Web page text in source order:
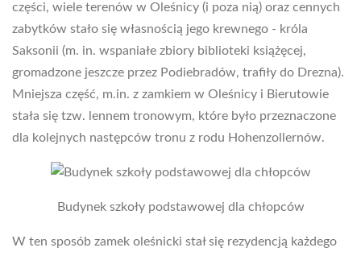
części, wiele terenów w Oleśnicy (i poza nią) oraz cennych
zabytków stało się własnością jego krewnego - króla
Saksonii (m. in. wspaniałe zbiory biblioteki książęcej,
gromadzone jeszcze przez Podiebradów, trafiły do Drezna).
Mniejsza część, m.in. z zamkiem w Oleśnicy i Bierutowie
stała się tzw. lennem tronowym, które było przeznaczone
dla kolejnych następców tronu z rodu Hohenzollernów.
Budynek szkoły podstawowej dla chłopców
W ten sposób zamek oleśnicki stał się rezydencją każdego